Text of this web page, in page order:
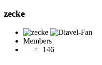
zecke
Members
146